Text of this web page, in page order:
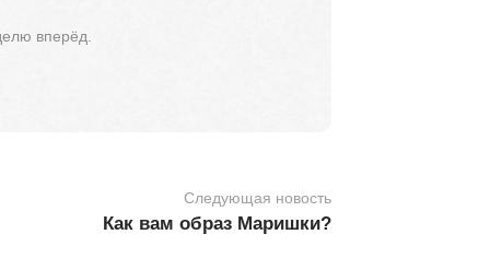
вперёд.
Следующая новость
Как вам образ Маришки?